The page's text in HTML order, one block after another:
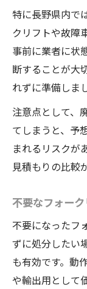
特に長野県内で
クリフトや故障
事前に業者に状
断することが大
れずに準備しま
注意点として、
てしまうと、予
まれるリスクが
見積もりの比較
不要なフォー
不要になったフ
ずに処分したい
も有効です。動
や輸出用として